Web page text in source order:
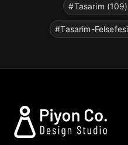
#Tasarim (109)
#Tasarim-